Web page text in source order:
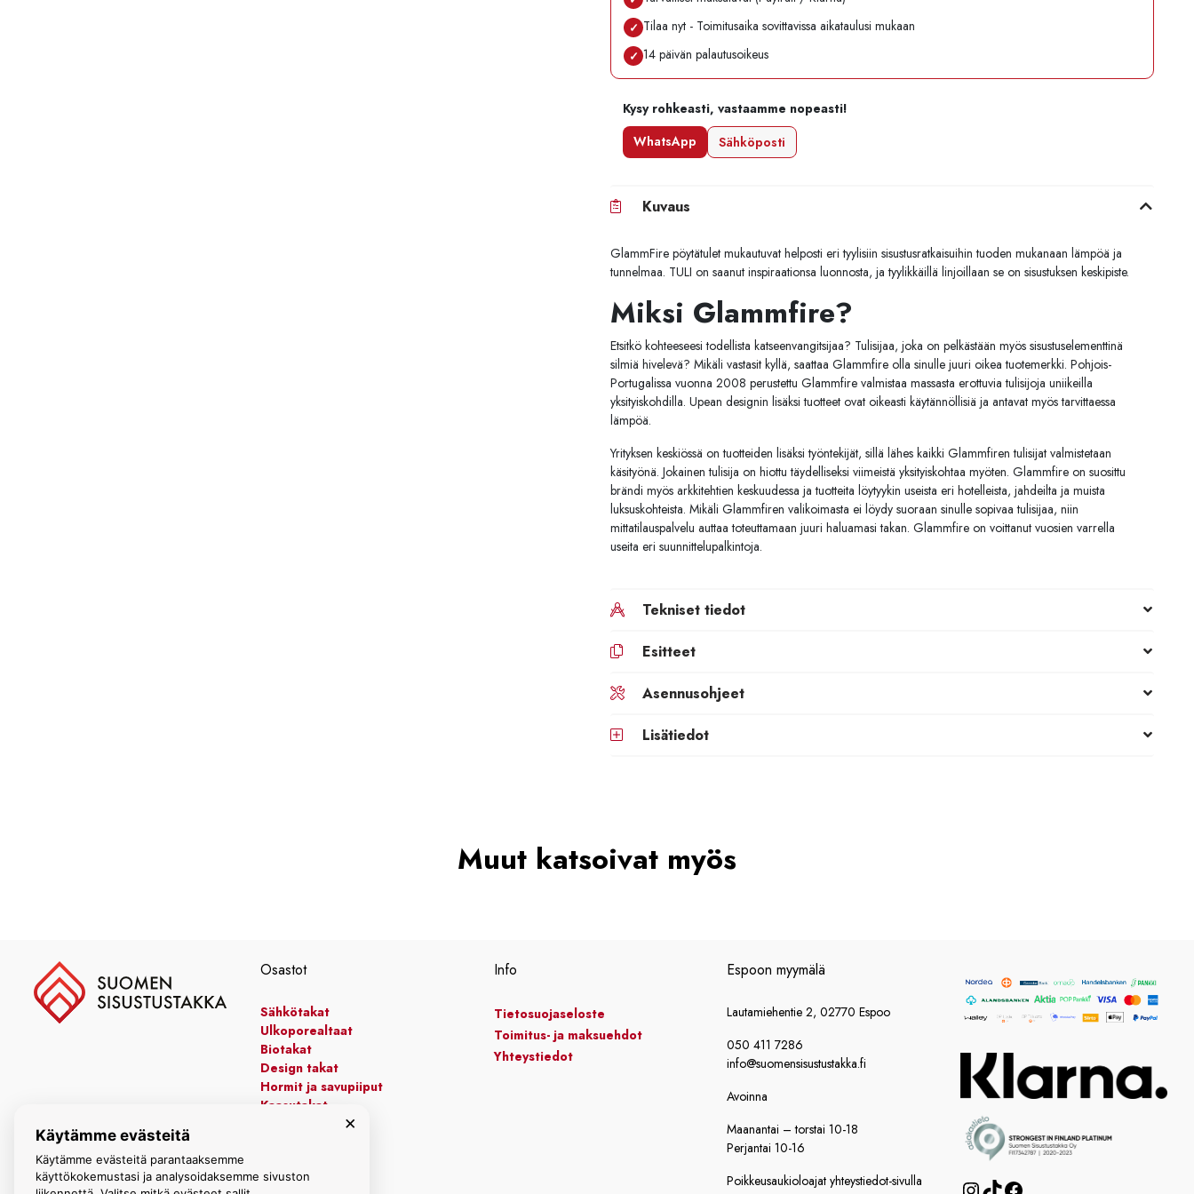
✓ Tilaa nyt - Toimitusaika sovittavissa aikataulusi mukaan
✓ 14 päivän palautusoikeus
Kysy rohkeasti, vastaamme nopeasti!
WhatsApp
Sähköposti
Kuvaus
GlammFire pöytätulet mukautuvat helposti eri tyylisiin sisustusratkaisuihin tuoden mukanaan lämpöä ja
tunnelmaa. TULI on saanut inspiraationsa luonnosta, ja tyylikkäillä linjoillaan se on sisustuksen keskipiste.
Miksi Glammfire?
Etsitkö kohteeseesi todellista katseenvangitsijaa? Tulisijaa, joka on pelkästään myös sisustuselementtinä
silmiä hivelevä? Mikäli vastasit kyllä, saattaa Glammfire olla sinulle juuri oikea tuotemerkki. Pohjois-
Portugalissa vuonna 2008 perustettu Glammfire valmistaa massasta erottuvia tulisijoja uniikeilla
yksityiskohdilla. Upean designin lisäksi tuotteet ovat oikeasti käytännöllisiä ja antavat myös tarvittaessa
lämpöä.
Yrityksen keskiössä on tuotteiden lisäksi työntekijät, sillä lähes kaikki Glammfiren tulisijat valmistetaan
käsityönä. Jokainen tulisija on hiottu täydelliseksi viimeistä yksityiskohtaa myöten. Glammfire on suosittu
brändi myös arkkitehtien keskuudessa ja tuotteita löytyykin useista eri hotelleista, jahdeilta ja muista
luksuskohteista. Mikäli Glammfiren valikoimasta ei löydy suoraan sinulle sopivaa tulisijaa, niin
mittatilauspalvelu auttaa toteuttamaan juuri haluamasi takan. Glammfire on voittanut vuosien varrella
useita eri suunnittelupalkintoja.
Tekniset tiedot
Esitteet
Asennusohjeet
Lisätiedot
Muut katsoivat myös
Osastot
Sähkötakat
Ulkoporealtaat
Biotakat
Design takat
Hormit ja savupiiput
Kaasutakat
Kiertoilmatakat
Info
Tietosuojaseloste
Toimitus- ja maksuehdot
Yhteystiedot
Espoon myymälä
Lautamiehentie 2, 02770 Espoo
050 411 7286
info@suomensisustustakka.fi
Avoinna
Maanantai – torstai 10-18
Perjantai 10-16
Poikkeusaukioloajat yhteystiedot-sivulla
Instagram
TikTok
×
Käytämme evästeitä
Käytämme evästeitä parantaaksemme
käyttökokemustasi ja analysoidaksemme sivuston